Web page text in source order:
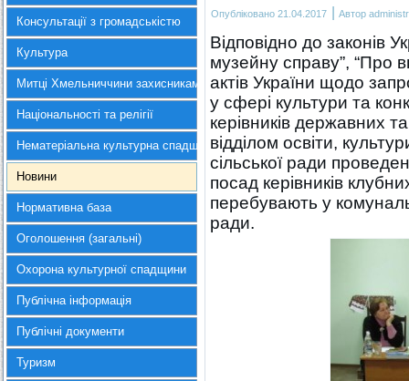
Консультації з громадськістю
Культура
Митці Хмельниччини захисникам України
Національності та релігії
Нематеріальна культурна спадщина
Новини
Нормативна база
Оголошення (загальні)
Охорона культурної спадщини
Публічна інформація
Публічні документи
Туризм
Опубліковано 21.04.2017 | Автор
Відповідно до законів
музейну справу”, “Про
актів України щодо
у сфері культури та
керівників державних
відділом освіти,
сільської ради
посад керівників
перебувають у
ради.